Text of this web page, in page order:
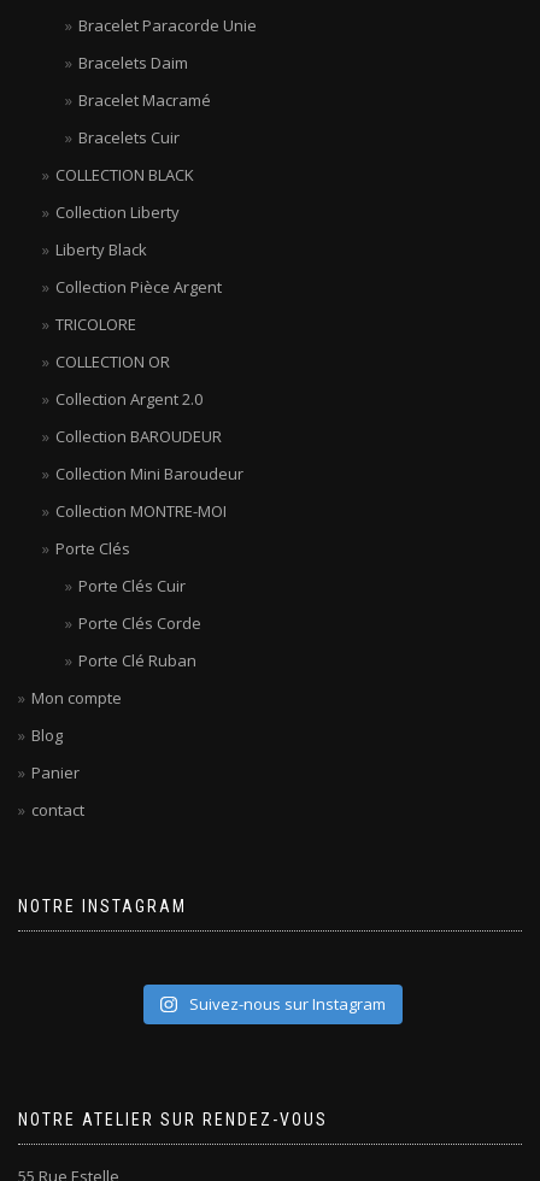
Bracelet Paracorde Unie
Bracelets Daim
Bracelet Macramé
Bracelets Cuir
COLLECTION BLACK
Collection Liberty
Liberty Black
Collection Pièce Argent
TRICOLORE
COLLECTION OR
Collection Argent 2.0
Collection BAROUDEUR
Collection Mini Baroudeur
Collection MONTRE-MOI
Porte Clés
Porte Clés Cuir
Porte Clés Corde
Porte Clé Ruban
Mon compte
Blog
Panier
contact
NOTRE INSTAGRAM
Suivez-nous sur Instagram
NOTRE ATELIER SUR RENDEZ-VOUS
55 Rue Estelle